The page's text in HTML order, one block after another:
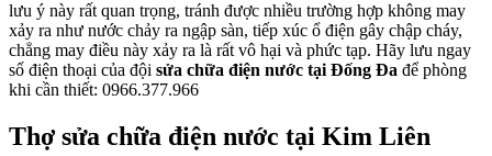
lưu ý này rất quan trọng, tránh được nhiều trường hợp không may
xảy ra như nước chảy ra ngập sàn, tiếp xúc ổ điện gây chập cháy,
chẳng may điều này xảy ra là rất vô hại và phức tạp. Hãy lưu ngay
số điện thoại của đội sửa chữa điện nước tại Đống Đa để phòng
khi cần thiết: 0966.377.966
Thợ sửa chữa điện nước tại Kim Liên